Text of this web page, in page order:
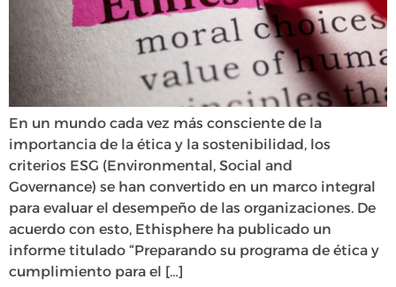
En un mundo cada vez más consciente de la
importancia de la ética y la sostenibilidad, los
criterios ESG (Environmental, Social and
Governance) se han convertido en un marco integral
para evaluar el desempeño de las organizaciones. De
acuerdo con esto, Ethisphere ha publicado un
informe titulado “Preparando su programa de ética y
cumplimiento para el […]